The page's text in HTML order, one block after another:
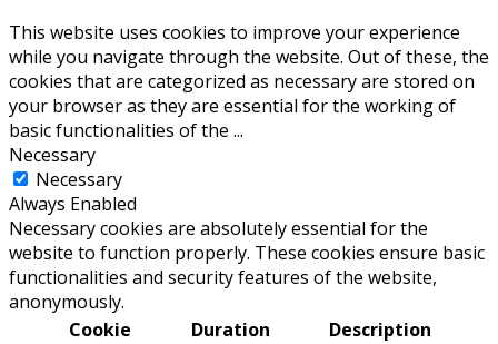
This website uses cookies to improve your experience
while you navigate through the website. Out of these, the
cookies that are categorized as necessary are stored on
your browser as they are essential for the working of
basic functionalities of the ...
Necessary
Necessary
Always Enabled
Necessary cookies are absolutely essential for the
website to function properly. These cookies ensure basic
functionalities and security features of the website,
anonymously.
Cookie
Duration Description